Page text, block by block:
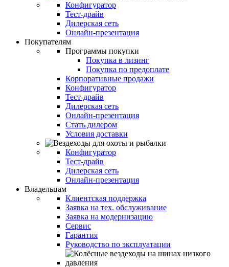
Конфигуратор
Тест-драйв
Дилерская сеть
Онлайн-презентация
Покупателям
Программы покупки
Покупка в лизинг
Покупка по предоплате
Корпоративные продажи
Конфигуратор
Тест-драйв
Дилерская сеть
Онлайн-презентация
Стать дилером
Условия доставки
Конфигуратор
Тест-драйв
Дилерская сеть
Онлайн-презентация
Владельцам
Клиентская поддержка
Заявка на тех. обслуживание
Заявка на модернизацию
Сервис
Гарантия
Руководство по эксплуатации